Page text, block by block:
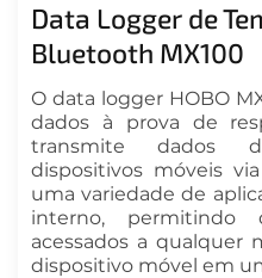
Data Logger de
Bluetooth MX100
O data logger HOBO
dados à prova de
transmite dados
dispositivos móveis
uma variedade de
interno,
acessados a
dispositivo móvel em